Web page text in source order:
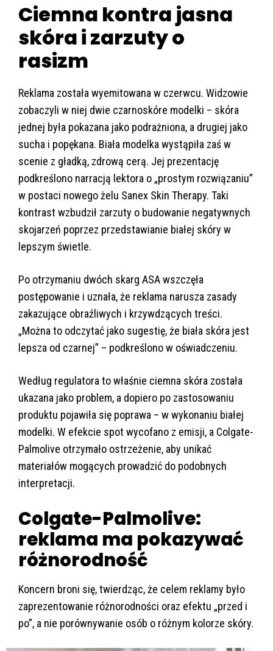
Ciemna kontra jasna
skóra i zarzuty o
rasizm
Reklama została wyemitowana w czerwcu. Widzowie
zobaczyli w niej dwie czarnoskóre modelki – skóra
jednej była pokazana jako podrażniona, a drugiej jako
sucha i popękana. Biała modelka wystąpiła zaś w
scenie z gładką, zdrową cerą. Jej prezentację
podkreślono narracją lektora o „prostym rozwiązaniu”
w postaci nowego żelu Sanex Skin Therapy. Taki
kontrast wzbudził zarzuty o budowanie negatywnych
skojarzeń poprzez przedstawianie białej skóry w
lepszym świetle.
Po otrzymaniu dwóch skarg ASA wszczęła
postępowanie i uznała, że reklama narusza zasady
zakazujące obraźliwych i krzywdzących treści.
„Można to odczytać jako sugestię, że biała skóra jest
lepsza od czarnej” – podkreślono w oświadczeniu.
Według regulatora to właśnie ciemna skóra została
ukazana jako problem, a dopiero po zastosowaniu
produktu pojawiła się poprawa – w wykonaniu białej
modelki. W efekcie spot wycofano z emisji, a Colgate-
Palmolive otrzymało ostrzeżenie, aby unikać
materiałów mogących prowadzić do podobnych
interpretacji.
Colgate-Palmolive:
reklama ma pokazywać
różnorodność
Koncern broni się, twierdząc, że celem reklamy było
zaprezentowanie różnorodności oraz efektu „przed i
po”, a nie porównywanie osób o różnym kolorze skóry.